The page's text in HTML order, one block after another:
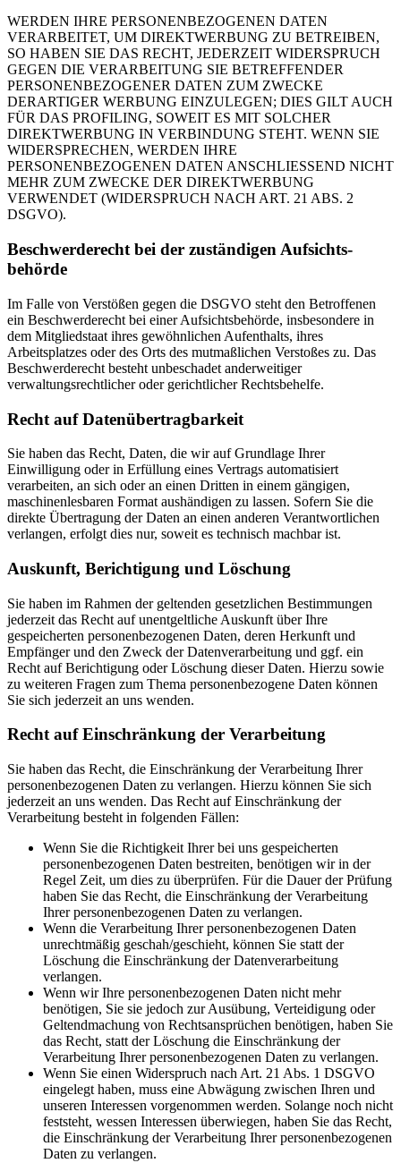
WERDEN IHRE PERSONENBEZOGENEN DATEN
VERARBEITET, UM DIREKTWERBUNG ZU BETREIBEN,
SO HABEN SIE DAS RECHT, JEDERZEIT WIDERSPRUCH
GEGEN DIE VERARBEITUNG SIE BETREFFENDER
PERSONENBEZOGENER DATEN ZUM ZWECKE
DERARTIGER WERBUNG EINZULEGEN; DIES GILT AUCH
FÜR DAS PROFILING, SOWEIT ES MIT SOLCHER
DIREKTWERBUNG IN VERBINDUNG STEHT. WENN SIE
WIDERSPRECHEN, WERDEN IHRE
PERSONENBEZOGENEN DATEN ANSCHLIESSEND NICHT
MEHR ZUM ZWECKE DER DIREKTWERBUNG
VERWENDET (WIDERSPRUCH NACH ART. 21 ABS. 2
DSGVO).
Beschwerde­recht bei der zuständigen Aufsichts­
behörde
Im Falle von Verstößen gegen die DSGVO steht den Betroffenen
ein Beschwerderecht bei einer Aufsichtsbehörde, insbesondere in
dem Mitgliedstaat ihres gewöhnlichen Aufenthalts, ihres
Arbeitsplatzes oder des Orts des mutmaßlichen Verstoßes zu. Das
Beschwerderecht besteht unbeschadet anderweitiger
verwaltungsrechtlicher oder gerichtlicher Rechtsbehelfe.
Recht auf Daten­übertrag­barkeit
Sie haben das Recht, Daten, die wir auf Grundlage Ihrer
Einwilligung oder in Erfüllung eines Vertrags automatisiert
verarbeiten, an sich oder an einen Dritten in einem gängigen,
maschinenlesbaren Format aushändigen zu lassen. Sofern Sie die
direkte Übertragung der Daten an einen anderen Verantwortlichen
verlangen, erfolgt dies nur, soweit es technisch machbar ist.
Auskunft, Berichtigung und Löschung
Sie haben im Rahmen der geltenden gesetzlichen Bestimmungen
jederzeit das Recht auf unentgeltliche Auskunft über Ihre
gespeicherten personenbezogenen Daten, deren Herkunft und
Empfänger und den Zweck der Datenverarbeitung und ggf. ein
Recht auf Berichtigung oder Löschung dieser Daten. Hierzu sowie
zu weiteren Fragen zum Thema personenbezogene Daten können
Sie sich jederzeit an uns wenden.
Recht auf Einschränkung der Verarbeitung
Sie haben das Recht, die Einschränkung der Verarbeitung Ihrer
personenbezogenen Daten zu verlangen. Hierzu können Sie sich
jederzeit an uns wenden. Das Recht auf Einschränkung der
Verarbeitung besteht in folgenden Fällen:
Wenn Sie die Richtigkeit Ihrer bei uns gespeicherten
personenbezogenen Daten bestreiten, benötigen wir in der
Regel Zeit, um dies zu überprüfen. Für die Dauer der Prüfung
haben Sie das Recht, die Einschränkung der Verarbeitung
Ihrer personenbezogenen Daten zu verlangen.
Wenn die Verarbeitung Ihrer personenbezogenen Daten
unrechtmäßig geschah/geschieht, können Sie statt der
Löschung die Einschränkung der Datenverarbeitung
verlangen.
Wenn wir Ihre personenbezogenen Daten nicht mehr
benötigen, Sie sie jedoch zur Ausübung, Verteidigung oder
Geltendmachung von Rechtsansprüchen benötigen, haben Sie
das Recht, statt der Löschung die Einschränkung der
Verarbeitung Ihrer personenbezogenen Daten zu verlangen.
Wenn Sie einen Widerspruch nach Art. 21 Abs. 1 DSGVO
eingelegt haben, muss eine Abwägung zwischen Ihren und
unseren Interessen vorgenommen werden. Solange noch nicht
feststeht, wessen Interessen überwiegen, haben Sie das Recht,
die Einschränkung der Verarbeitung Ihrer personenbezogenen
Daten zu verlangen.